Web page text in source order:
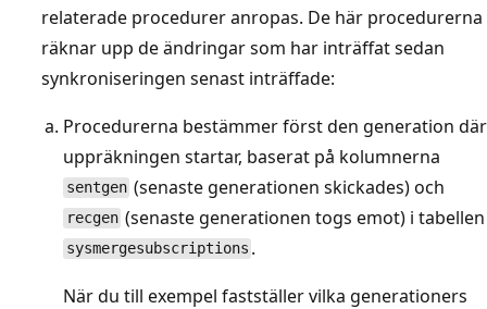
relaterade procedurer anropas. De här procedurerna
räknar upp de ändringar som har inträffat sedan
synkroniseringen senast inträffade:
Procedurerna bestämmer först den generation där
uppräkningen startar, baserat på kolumnerna
sentgen (senaste generationen skickades) och
recgen (senaste generationen togs emot) i tabellen
sysmergesubscriptions .
När du till exempel fastställer vilka generationers